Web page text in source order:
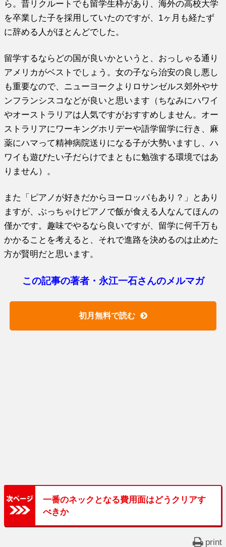
ら。昔リクルートでも留学生枠があり、海外の高校大学
を卒業した子を採用していたのですが、1ヶ月も経たず
に辞める人がほとんどでした。
留学するならどの国が良いかというと、おっしゃる通り
アメリカがベストでしょう。女の子なら治安の良し悪し
も重要なので、ニューヨークよりロサンゼルス郊外やサ
ンフランシスコなどが良いと思います（ちなみにハワイ
やオーストラリアは人気ですがおすすめしません。オー
ストラリアにワーキングホリデーや語学留学に行き、麻
薬にハマって精神病院送りになる子が大勢いますし、ハ
ワイも遊びたい子だらけでまともに勉強する環境ではあ
りません）。
また「ピアノが好きだからヨーロッパもあり？」とあり
ますが、ぶっちゃけピアノで飯が食える人なんてほんの
僅かです。趣味でやるなら良いですが、留学に何千万も
かかることを考えると、それで進路を決めるのは止めた
方が賢明だと思います。
この記事の著者・永江一石さんのメルマガ
初月無料で読む
一番のネックとなる費用面はどうクリアす
べきか
print